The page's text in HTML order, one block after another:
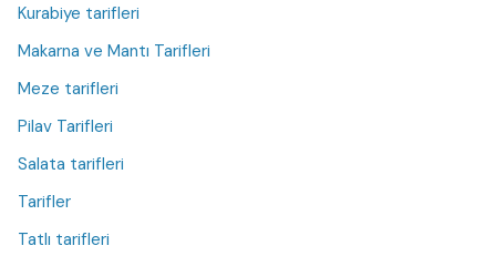
Kurabiye tarifleri
Makarna ve Mantı Tarifleri
Meze tarifleri
Pilav Tarifleri
Salata tarifleri
Tarifler
Tatlı tarifleri